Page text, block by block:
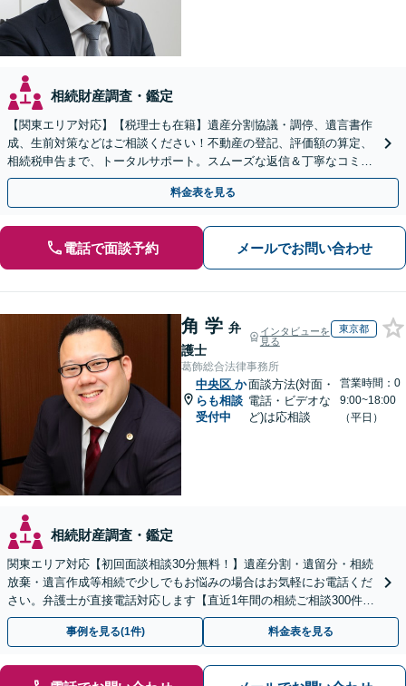
相続財産調査・鑑定
【関東エリア対応】【税理士も在籍】遺産分割協議・調停、遺言書作
成、生前対策などはご相談ください！不動産の登記、評価額の算定、
相続税申告まで、トータルサポート。スムーズな返信＆丁寧なコミュ
ニケーション◎お気軽にご相談ください。
料金表を見る
電話で面談予約 メールでお問い合わせ
角 学 弁
護士
インタビューを
見る
東京都
葛飾総合法律事務所
中央区 か
らも相談
受付中
面談方法(対面・
電話・ビデオな
ど)は応相談
営業時間：0
9:00~18:00
（平日）
相続財産調査・鑑定
関東エリア対応【初回面談相談30分無料！】遺産分割・遺留分・相続
放棄・遺言作成等相続で少しでもお悩みの場合はお気軽にお電話くだ
さい。弁護士が直接電話対応します【直近1年間の相続ご相談300件以
上！＆相続の著書・セミナー多数】弁護士複数所属
事例を見る(1件) 料金表を見る